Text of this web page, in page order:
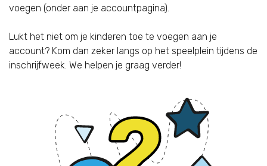
voegen (onder aan je accountpagina).
Lukt het niet om je kinderen toe te voegen aan je
account? Kom dan zeker langs op het speelplein tijdens de
inschrijfweek. We helpen je graag verder!